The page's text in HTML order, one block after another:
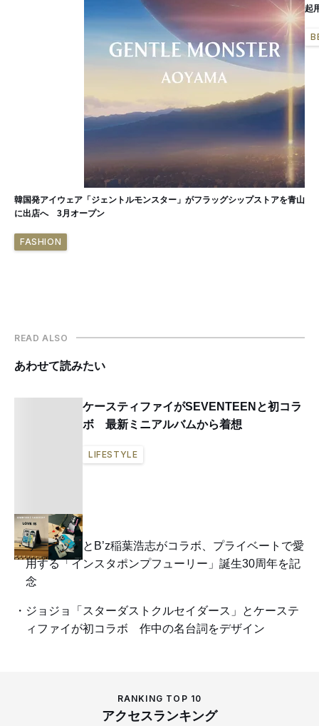
韓国発アイウェア「ジェントルモンスター」がフラッグシップストアを青山
に出店へ 3月オープン
FASHION
起
READ ALSO
あわせて読みたい
ケースティファイがSEVENTEENと初コラ
ボ 最新ミニアルバムから着想
LIFESTYLE
リーボックとB’z稲葉浩志がコラボ、プライベートで愛
用する「インスタポンプフューリー」誕生30周年を記
念
ジョジョ「スターダストクルセイダース」とケーステ
ィファイが初コラボ 作中の名台詞をデザイン
RANKING TOP 10
アクセスランキング